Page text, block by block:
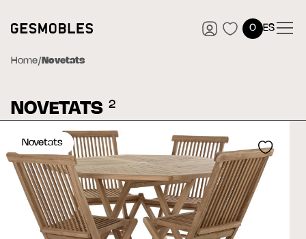
0 ES
Home/ Novetats
NOVETATS 2
Novetats